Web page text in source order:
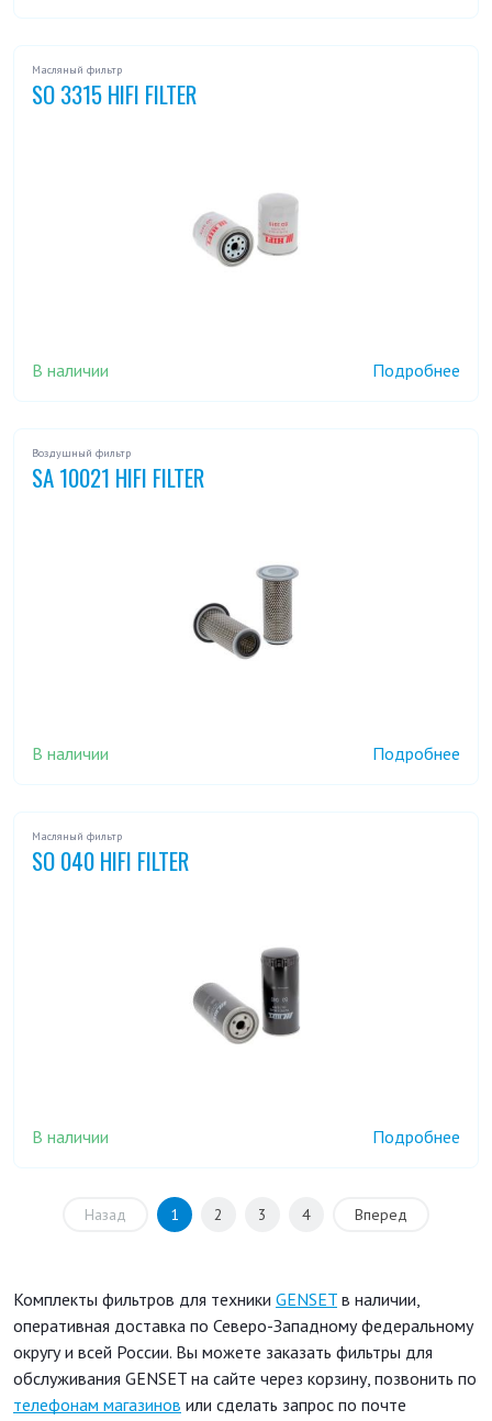
Масляный фильтр
SO 3315 HIFI FILTER
В наличии Подробнее
Воздушный фильтр
SA 10021 HIFI FILTER
В наличии Подробнее
Масляный фильтр
SO 040 HIFI FILTER
В наличии Подробнее
Назад 1 2 3 4 Вперед
Комплекты фильтров для техники GENSET в наличии,
оперативная доставка по Северо-Западному федеральному
округу и всей России. Вы можете заказать фильтры для
обслуживания GENSET на сайте через корзину, позвонить по
телефонам магазинов или сделать запрос по почте